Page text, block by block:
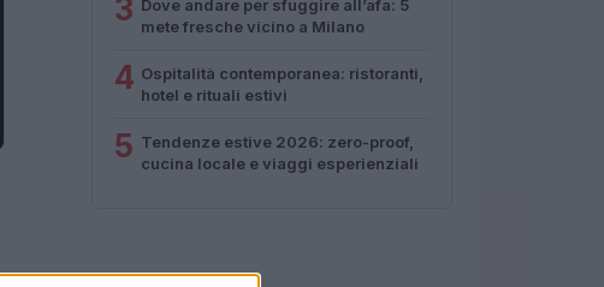
3 Dove andare per sfuggire all’afa: 5
mete fresche vicino a Milano
4 Ospitalità contemporanea: ristoranti,
hotel e rituali estivi
5 Tendenze estive 2026: zero-proof,
cucina locale e viaggi esperienziali